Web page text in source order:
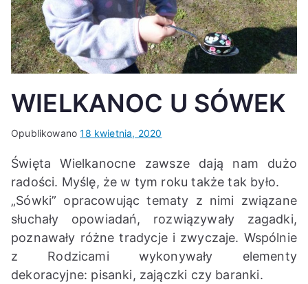
K
WIELKANOC U SÓWEK
Opublikowano18 kwietnia, 2020
Święta Wielkanocne zawsze dają nam dużo
radości. Myślę, że w tym roku także tak było.
„Sówki” opracowując tematy z nimi związane
słuchały opowiadań, rozwiązywały zagadki,
poznawały różne tradycje i zwyczaje. Wspólnie
z Rodzicami wykonywały elementy
dekoracyjne: pisanki, zajączki czy baranki.